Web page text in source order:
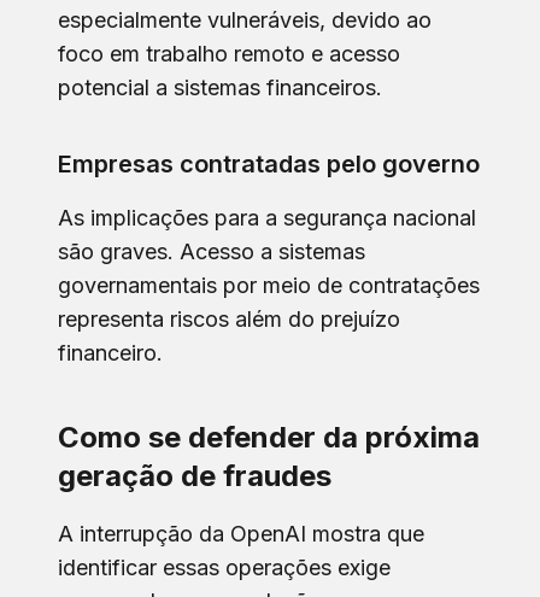
especialmente vulneráveis, devido ao
foco em trabalho remoto e acesso
potencial a sistemas financeiros.
Empresas contratadas pelo governo
As implicações para a segurança nacional
são graves. Acesso a sistemas
governamentais por meio de contratações
representa riscos além do prejuízo
financeiro.
Como se defender da próxima
geração de fraudes
A interrupção da OpenAI mostra que
identificar essas operações exige